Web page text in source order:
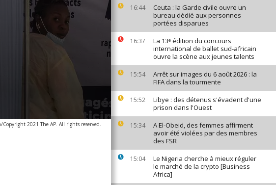
16:44
Ceuta : la Garde civile ouvre un
bureau dédié aux personnes
portées disparues
16:37
La 13ᵉ édition du concours
international de ballet sud-africain
ouvre la scène aux jeunes talents
15:54
Arrêt sur images du 6 août 2026 : la
FIFA dans la tourmente
15:52
Libye : des détenus s'évadent d'une
prison dans l'Ouest
15:34
A El-Obeid, des femmes affirment
avoir été violées par des membres
des FSR
15:04
Le Nigeria cherche à mieux réguler
le marché de la crypto [Business
Africa]
Copyright 2021 The AP. All rights reserved.